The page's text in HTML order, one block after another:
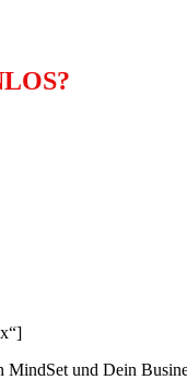
MindSet und Dein